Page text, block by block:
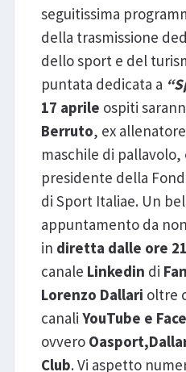
seguitissima
della trasmissione
dello sport e del
puntata dedicata a
17 aprile ospiti
Berruto, ex
maschile di pallavolo,
presidente della
di Sport Italiae. Un
appuntamento da
in diretta dalle ore
canale Linkedin di
Lorenzo Dallari oltre
canali YouTube e
ovvero Oasport,
Club. Vi aspetto